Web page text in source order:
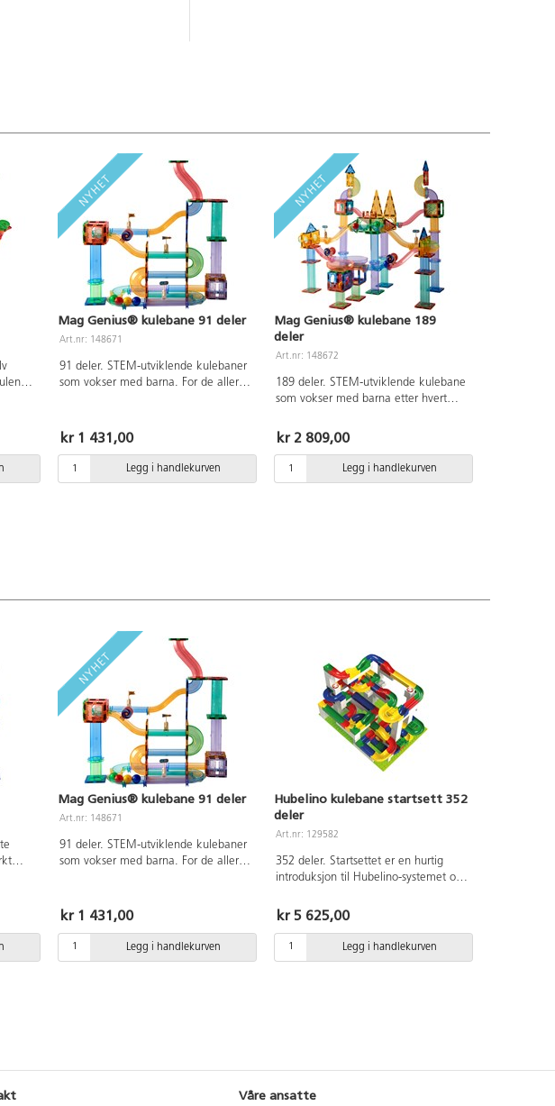
Av
Mag Genius® kulebane 91 deler
Art.nr: 148671
91 deler. STEM-utviklende kulebaner
som vokser med barna. For de aller
er på lek. Etter hvert som barna blir
eldre, utvikles byggeferdighetene
deres, og de kan bygge enklere og
deretter mer avanserte baner selv. Ta
legges til langs banen for en
morsommere lekeopplevelse. 4 kuler
følger med. Byggeinstruksjoner
medfølger. Laget av ABS. PVC-fri. Fra
3 år.
kr 1 431,00
Legg i handlekurven
Mag Genius® kulebane 189
deler
Art.nr: 148672
189 deler. STEM-utviklende kulebane
som vokser med barna etter hvert
yngste er det best å bygge banen
sammen med pedagogen, og fokuset
er på lek. Etter hvert som barna blir
eldre, utvikles byggeferdighetene
Leveres med små tilbehør som kan
legges til langs banen for en
morsommere lekeopplevelse. 6 kuler
følger med.Byggeinstruksjoner
medfølger. Laget av ABS. PVC-fri. Fra
kr 2 809,00
Legg i handlekurven
år.
Mag Genius® kulebane 91 deler
Art.nr: 148671
91 deler. STEM-utviklende kulebaner
som vokser med barna. For de aller
er på lek. Etter hvert som barna blir
eldre, utvikles byggeferdighetene
deres, og de kan bygge enklere og
deretter mer avanserte baner selv. Ta
ned. Inneholder gjennomsiktige,
kr 1 431,00
Legg i handlekurven
Hubelino kulebane startsett 352
deler
Art.nr: 129582
352 deler. Startsettet er en hurtig
introduksjon til Hubelino-systemet og
komme igang. Settet inneholder en
bunnplate, mange kulebanedeler,
byggeklosser og kuler. Kampatibel
med andre byggeklosser og et godt
kr 5 625,00
Legg i handlekurven
Våre ansatte